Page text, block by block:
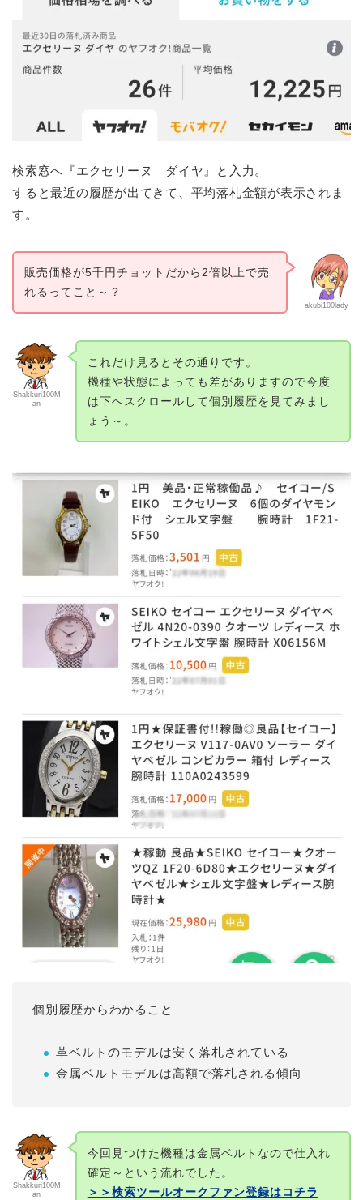
検索窓へ『エクセリーヌ ダイヤ』と入力。
すると最近の履歴が出てきて、平均落札金額が表示されま
す。
akubi100lady
販売価格が5千円チョットだから2倍以上で売
れるってこと～？
Shakkuri100M
an
これだけ見るとその通りです。
機種や状態によっても差がありますので今度
は下へスクロールして個別履歴を見てみまし
ょう～。
個別履歴からわかること
革ベルトのモデルは安く落札されている
金属ベルトモデルは高額で落札される傾向
Shakkuri100M
an
今回見つけた機種は金属ベルトなので仕入れ
確定～という流れでした。
＞＞検索ツールオークファン登録はコチラ